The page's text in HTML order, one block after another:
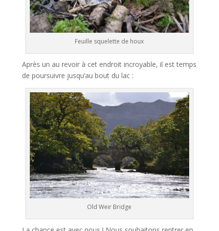
Feuille squelette de houx
Après un au revoir à cet endroit incroyable, il est temps
de poursuivre jusqu’au bout du lac :
Old Weir Bridge